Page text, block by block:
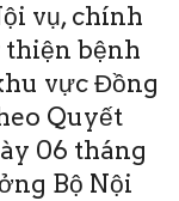
vụ, chính
thiện bệnh
vực Đồng
Quyết
06 tháng
Bộ Nội